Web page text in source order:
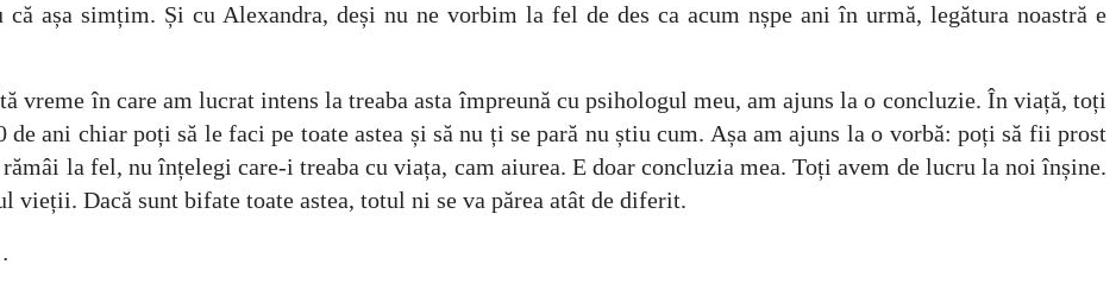
așa simțim. Și cu Alexandra, deși nu ne vorbim la fel de des ca acum nșpe ani în urmă, legătura noastră e
vreme în care am lucrat intens la treaba asta împreună cu psihologul meu, am ajuns la o concluzie. În viață, toți
ani chiar poți să le faci pe toate astea și să nu ți se pară nu știu cum. Așa am ajuns la o vorbă: poți să fii prost
la fel, nu înțelegi care-i treaba cu viața, cam aiurea. E doar concluzia mea. Toți avem de lucru la noi înșine.
vieții. Dacă sunt bifate toate astea, totul ni se va părea atât de diferit.